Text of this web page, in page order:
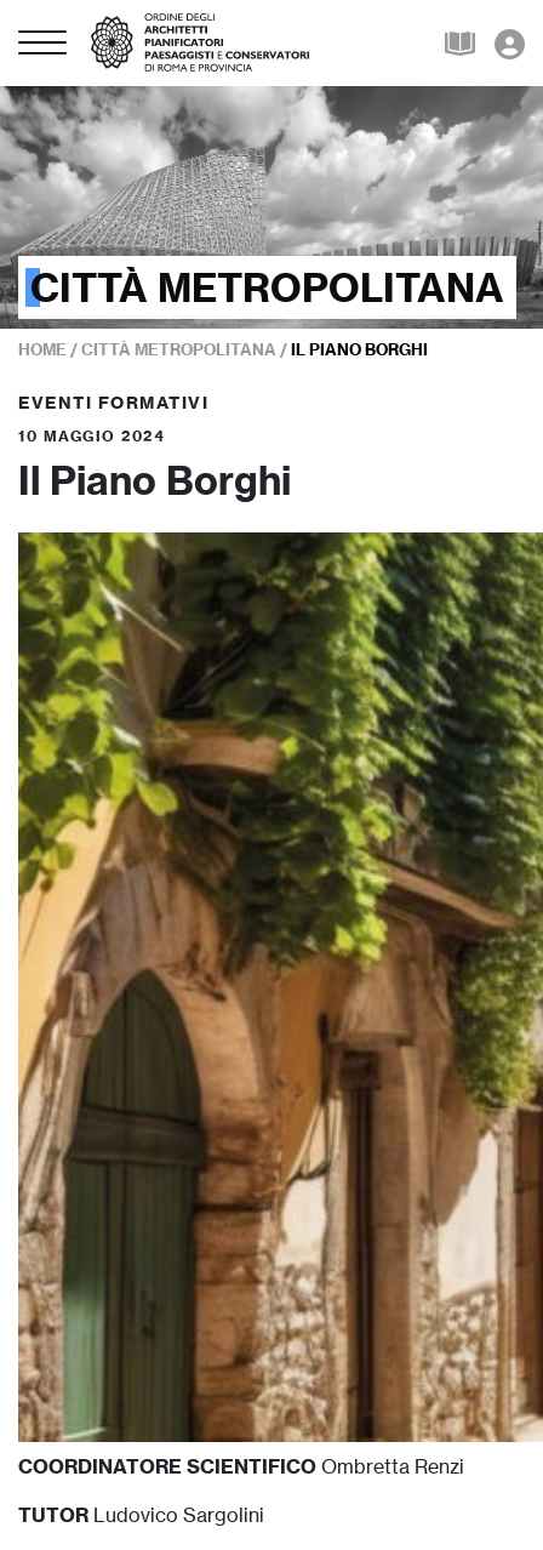
CITTÀ METROPOLITANA
HOME /CITTÀ METROPOLITANA /IL PIANO BORGHI
EVENTI FORMATIVI
10 MAGGIO 2024
Il Piano Borghi
COORDINATORE SCIENTIFICO Ombretta Renzi
TUTOR Ludovico Sargolini